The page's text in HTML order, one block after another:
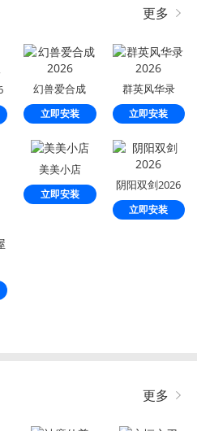
更多
幻兽爱合成
2026
立即安装
群英风华录
2026
立即安装
美美小店
立即安装
阴阳双剑2026
立即安装
更多